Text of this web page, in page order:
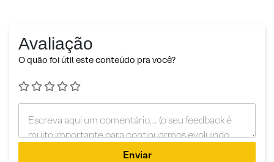
Avaliação
O quão foi útil este conteúdo pra você?
Enviar